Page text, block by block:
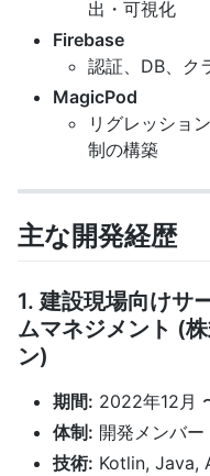
出・可視化
Firebase
認証、DB、ク
MagicPod
リグレッショ
制の構築
主な開発経歴
1. 建設現場向けサ
ムマネジメント (
ン)
期間: 2022年12月
体制: 開発メンバ
技術: Kotlin, Java,